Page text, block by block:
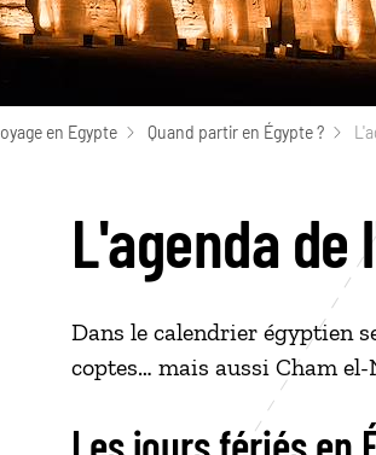
en Egypte Quand partir en Égypte ?
L'agenda de
Dans le calendrier égyptien
coptes… mais aussi Cham